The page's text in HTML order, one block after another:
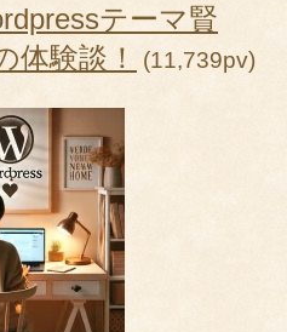
テーマ賢
験談！
(11,739pv)